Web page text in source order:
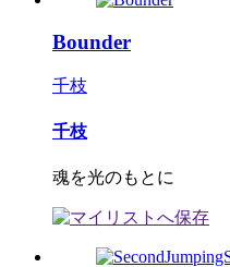
Bounder
千枝
千枝
魂を光のもとに